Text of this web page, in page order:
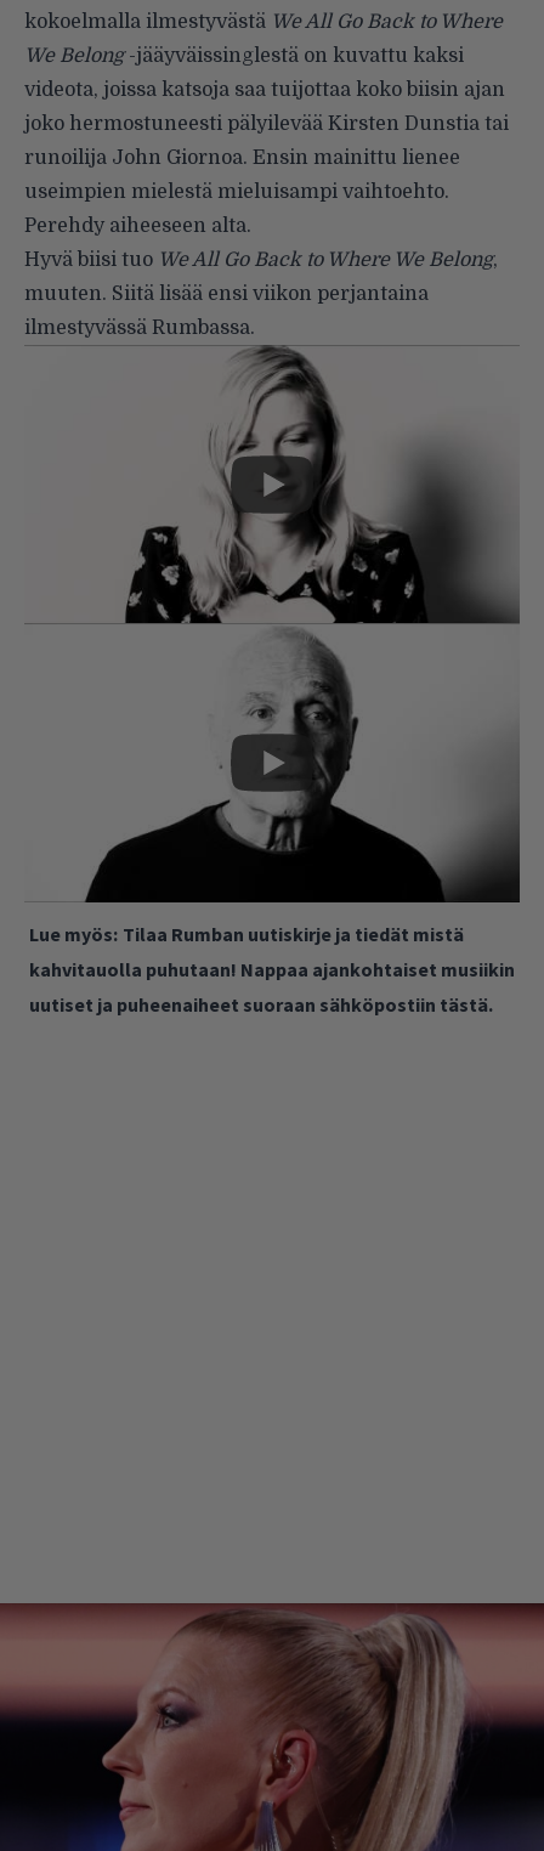
kokoelmalla ilmestyvästä We All Go Back to Where
We Belong-jääyväissinglestä on kuvattu kaksi
videota, joissa katsoja saa tuijottaa koko biisin ajan
joko hermostuneesti pälyilevää Kirsten Dunstia tai
runoilija John Giornoa. Ensin mainittu lienee
useimpien mielestä mieluisampi vaihtoehto.
Perehdy aiheeseen alta.
Hyvä biisi tuo We All Go Back to Where We Belong,
muuten. Siitä lisää ensi viikon perjantaina
ilmestyvässä Rumbassa.
Lue myös: Tilaa Rumban uutiskirje ja tiedät mistä
kahvitauolla puhutaan! Nappaa ajankohtaiset musiikin
uutiset ja puheenaiheet suoraan sähköpostiin tästä.